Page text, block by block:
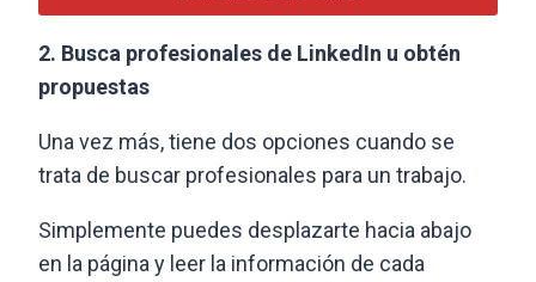
2. Busca profesionales de LinkedIn u obtén
propuestas
Una vez más, tiene dos opciones cuando se
trata de buscar profesionales para un trabajo.
Simplemente puedes desplazarte hacia abajo
en la página y leer la información de cada